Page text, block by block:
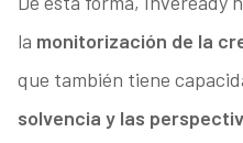
la monitorización de la
que también tiene
solvencia y las